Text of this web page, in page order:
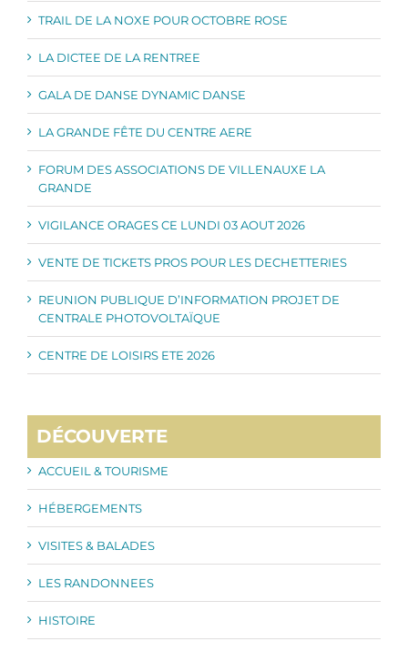
TRAIL DE LA NOXE POUR OCTOBRE ROSE
LA DICTEE DE LA RENTREE
GALA DE DANSE DYNAMIC DANSE
LA GRANDE FÊTE DU CENTRE AERE
FORUM DES ASSOCIATIONS DE VILLENAUXE LA
GRANDE
VIGILANCE ORAGES CE LUNDI 03 AOUT 2026
VENTE DE TICKETS PROS POUR LES DECHETTERIES
REUNION PUBLIQUE D’INFORMATION PROJET DE
CENTRALE PHOTOVOLTAÏQUE
CENTRE DE LOISIRS ETE 2026
DÉCOUVERTE
ACCUEIL & TOURISME
HÉBERGEMENTS
VISITES & BALADES
LES RANDONNEES
HISTOIRE